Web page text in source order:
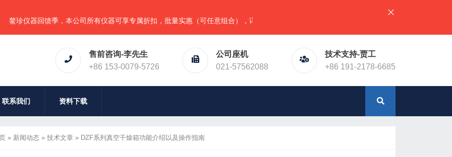
回馈季，本公司所有仪器可享专属折扣，批量实惠（可任意组合），详情请直接联系官网预留电话！或加微信（同手机号）
售前咨询-李先生
+86 153-0079-5726
公司座机
021-57562088
技术支持-贾工
+86 191-2178-6685
联系我们 资料下载
» 新闻动态 » 技术文章 » DZF系列真空干燥箱功能介绍以及操作指南